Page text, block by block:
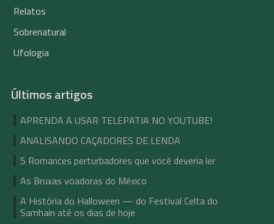
Relatos
Sobrenatural
Ufologia
Últimos artigos
APRENDA A USAR TELEPATIA NO YOUTUBE!
ANALISANDO CAÇADORES DE LENDA
5 Romances perturbadores que você deveria ler
As Bruxas voadoras do México
A História do Halloween — do Festival Celta do
Samhain até os dias de hoje